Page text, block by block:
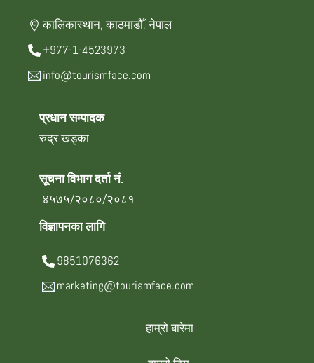
कालिकास्थान, काठमाडौँ, नेपाल
+977-1-4523973
info@tourismface.com
प्रधान सम्पादक
रुद्र खड्का
सूचना विभाग दर्ता नं.
४५७५/२०८०/२०८१
विज्ञापनका लागि
9851076362
marketing@tourismface.com
हाम्रो बारेमा